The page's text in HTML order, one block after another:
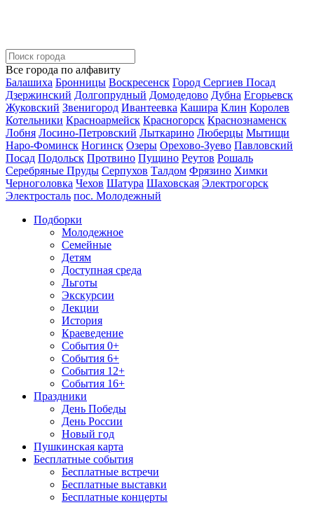
Все города по алфавиту
Балашиха Бронницы Воскресенск Город Сергиев Посад
Дзержинский Долгопрудный Домодедово Дубна Егорьевск
Жуковский Звенигород Ивантеевка Кашира Клин Королев
Котельники Красноармейск Красногорск Краснознаменск
Лобня Лосино-Петровский Лыткарино Люберцы Мытищи
Наро-Фоминск Ногинск Озеры Орехово-Зуево Павловский
Посад Подольск Протвино Пущино Реутов Рошаль
Серебряные Пруды Серпухов Талдом Фрязино Химки
Черноголовка Чехов Шатура Шаховская Электрогорск
Электросталь пос. Молодежный
Подборки
Молодежное
Семейные
Детям
Доступная среда
Льготы
Экскурсии
Лекции
История
Краеведение
События 0+
События 6+
События 12+
События 16+
Праздники
День Победы
День России
Новый год
Пушкинская карта
Бесплатные события
Бесплатные встречи
Бесплатные выставки
Бесплатные концерты